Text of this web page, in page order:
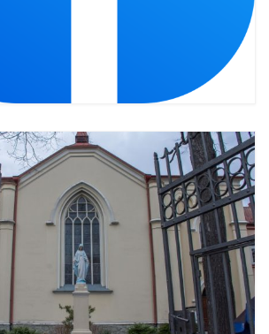
Kanoniczna 21.06.2020
2020
ŚWIĘTA W ŚWIĘTO
BOŻEGO
Wspólnot Parafialnych